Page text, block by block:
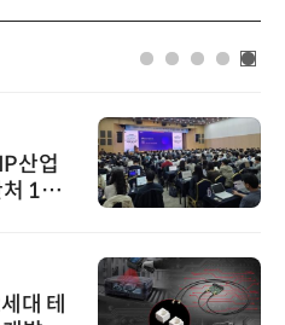
산업
1호
대 테